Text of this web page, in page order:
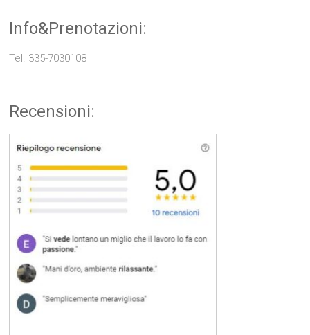
Info&Prenotazioni:
Tel. 335-7030108
Recensioni: